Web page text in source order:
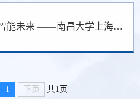
企业参访丨探索智能未来 ——南昌大学上海校友会研究院分会校友企业参访
1 下页 共1页